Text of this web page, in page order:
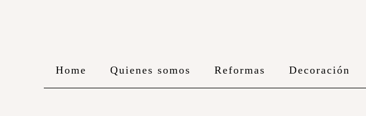
Home Quienes somos Reformas Decoración